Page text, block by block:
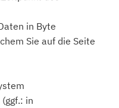
in Byte
Sie auf die Seite
in